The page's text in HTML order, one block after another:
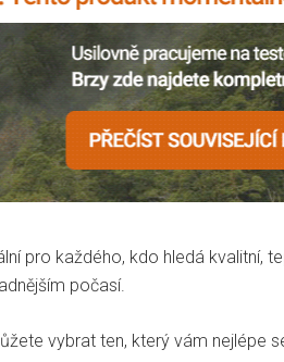
pro každého, kdo hledá kvalitní,
počasí.
vybrat ten, který vám nejlépe